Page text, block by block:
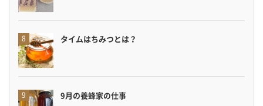
タイムはちみつとは？
9月の養蜂家の仕事